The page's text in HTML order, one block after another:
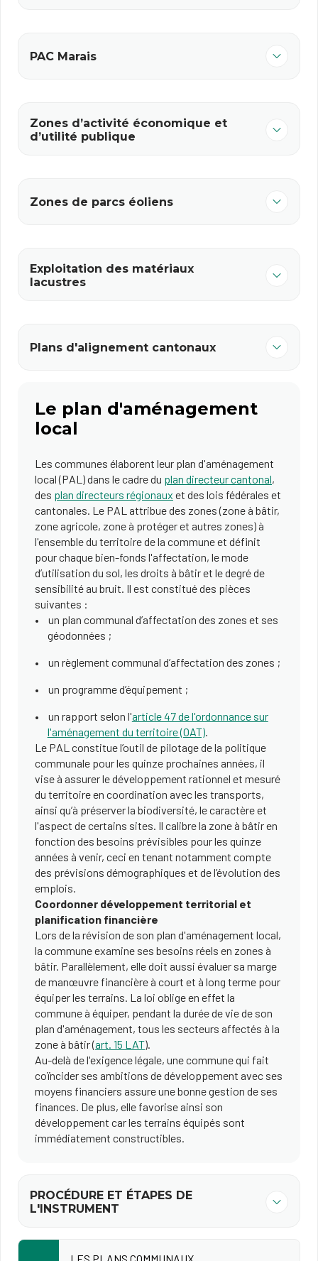
PAC Marais
Zones d’activité économique et
d’utilité publique
Zones de parcs éoliens
Exploitation des matériaux
lacustres
Plans d'alignement cantonaux
Le plan d'aménagement
local
Les communes élaborent leur plan d'aménagement
local (PAL) dans le cadre du plan directeur cantonal,
des plan directeurs régionaux et des lois fédérales et
cantonales. Le PAL attribue des zones (zone à bâtir,
zone agricole, zone à protéger et autres zones) à
l'ensemble du territoire de la commune et définit
pour chaque bien-fonds l'affectation, le mode
d’utilisation du sol, les droits à bâtir et le degré de
sensibilité au bruit. Il est constitué des pièces
suivantes :
un plan communal d’affectation des zones et ses
géodonnées ;
un règlement communal d’affectation des zones ;
un programme d’équipement ;
un rapport selon l'article 47 de l'ordonnance sur
l'aménagement du territoire (OAT).
Le PAL constitue l’outil de pilotage de la politique
communale pour les quinze prochaines années, il
vise à assurer le développement rationnel et mesuré
du territoire en coordination avec les transports,
ainsi qu’à préserver la biodiversité, le caractère et
l'aspect de certains sites. Il calibre la zone à bâtir en
fonction des besoins prévisibles pour les quinze
années à venir, ceci en tenant notamment compte
des prévisions démographiques et de l’évolution des
emplois.
Coordonner développement territorial et
planification financière
Lors de la révision de son plan d'aménagement local,
la commune examine ses besoins réels en zones à
bâtir. Parallèlement, elle doit aussi évaluer sa marge
de manœuvre financière à court et à long terme pour
équiper les terrains. La loi oblige en effet la
commune à équiper, pendant la durée de vie de son
plan d'aménagement, tous les secteurs affectés à la
zone à bâtir (art. 15 LAT).
Au-delà de l'exigence légale, une commune qui fait
coïncider ses ambitions de développement avec ses
moyens financiers assure une bonne gestion de ses
finances. De plus, elle favorise ainsi son
développement car les terrains équipés sont
immédiatement constructibles.
PROCÉDURE ET ÉTAPES DE
L'INSTRUMENT